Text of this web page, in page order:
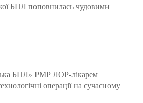
БПЛ поповнилась чудовими
БПЛ» РМР ЛОР-лікарем
операції на сучасному